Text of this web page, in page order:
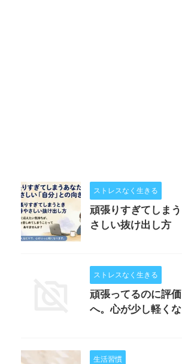
ストレスなく生きる
頑張りすぎてしま
さしい抜け出し方
ストレスなく生きる
頑張ってるのに評
へ。心が少し軽く
生活習慣